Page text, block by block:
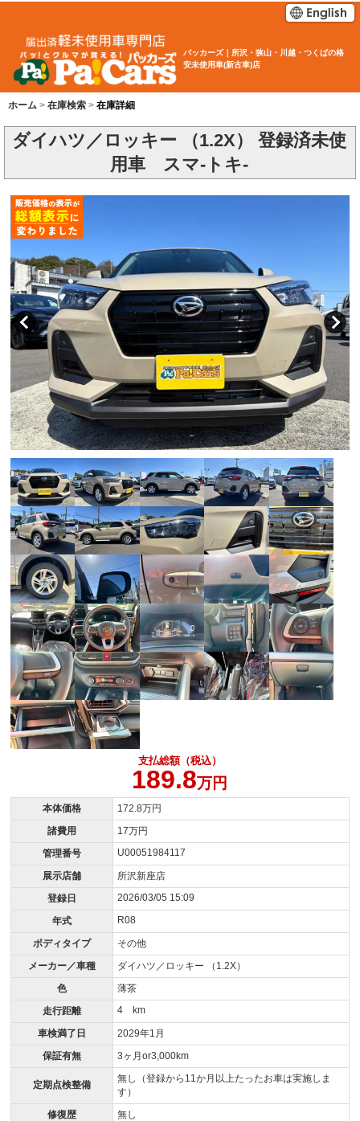
パッカーズ｜所沢・狭山・川越・つくばの格
安未使用車(新古車)店
ホーム 在庫検索 在庫詳細
ダイハツ／ロッキー （1.2X） 登録済未使
用車 スマ-トキ-
支払総額（税込）
189.8万円
本体価格
172.8万円
諸費用
17万円
管理番号
U00051984117
展示店舗
所沢新座店
登録日
2026/03/05 15:09
年式 R08
ボディタイプ
その他
メーカー／車種
ダイハツ／ロッキー （1.2X）
色
薄茶
走行距離
4 km
車検満了日
2029年1月
保証有無
3ヶ月or3,000km
定期点検整備
無し（登録から11か月以上たったお車は実施しま
す）
修復歴
無し